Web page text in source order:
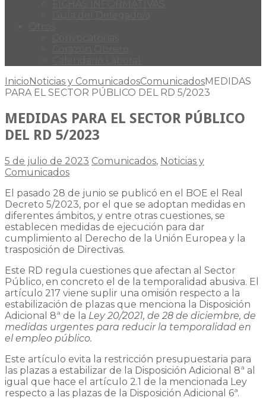
InicioNoticias y ComunicadosComunicadosMEDIDAS
PARA EL SECTOR PÚBLICO DEL RD 5/2023
MEDIDAS PARA EL SECTOR PÚBLICO
DEL RD 5/2023
5 de julio de 2023 Comunicados, Noticias y
Comunicados
El pasado 28 de junio se publicó en el BOE el Real
Decreto 5/2023, por el que se adoptan medidas en
diferentes ámbitos, y entre otras cuestiones, se
establecen medidas de ejecución para dar
cumplimiento al Derecho de la Unión Europea y la
trasposición de Directivas.
Este RD regula cuestiones que afectan al Sector
Público, en concreto el de la temporalidad abusiva. El
artículo 217 viene suplir una omisión respecto a la
estabilización de plazas que menciona la Disposición
Adicional 8ª de la Ley 20/2021, de 28 de diciembre, de
medidas urgentes para reducir la temporalidad en
el empleo público.
Este artículo evita la restricción presupuestaria para
las plazas a estabilizar de la Disposición Adicional 8ª al
igual que hace el artículo 2.1 de la mencionada Ley
respecto a las plazas de la Disposición Adicional 6ª.